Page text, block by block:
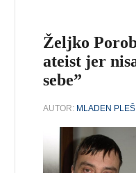
Željko
ateist jer
sebe”
AUTOR: MLADEN